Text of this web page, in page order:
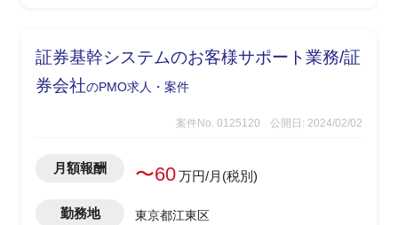
証券基幹システムのお客様サポート業務/証
券会社のPMO求人・案件
案件No. 0125120 公開日: 2024/02/02
月額報酬 〜60万円/月(税別)
勤務地 東京都江東区